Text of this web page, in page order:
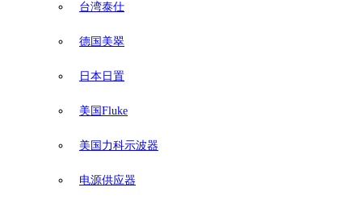
台湾泰仕
德国美翠
日本日置
美国Fluke
美国力科示波器
电源供应器